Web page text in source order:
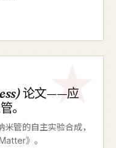
论文——应
。
管的自主实验合成，
》。